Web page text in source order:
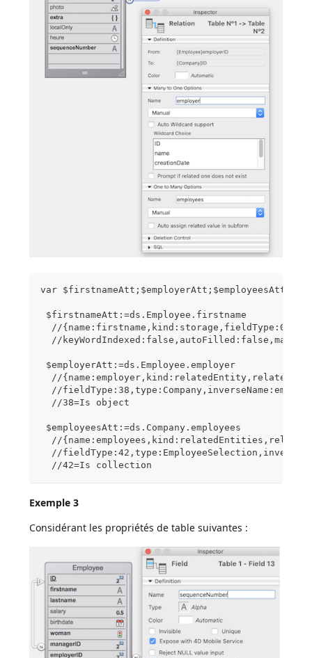
var $firstnameAtt;$employerAtt;$employeesAtt :
$firstnameAtt:=ds.Employee.firstname
//
//
$employerAtt:=ds.Employee.employer
//
//
  //38=Is object
$employeesAtt:=ds.Company.employees
//
//
  //42=Is collection
Exemple 3
Considérant les propriétés de table suivantes :